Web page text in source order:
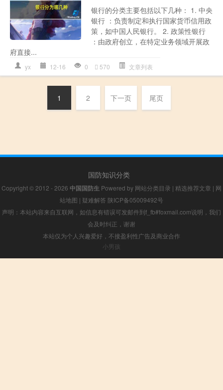
银行的分类主要包括以下几种： 1. 中央
银行 ：负责制定和执行国家货币信用政
策，如中国人民银行。 2. 政策性银行
：由政府创立，在特定业务领域开展政
府直接...
yx 12-16 0 570 文章列表
1 2 下一页 尾页
国防知识分类
Copyright © 2012 - 2026 中国国防生 Powered by 网站分类目录 | 精选推荐文章 | 网
站地图 | 疑难解答 陕ICP备05009492号
声明：本站内容来自互联网，如信息有错误可发邮件到f_fb#foxmail.com说明，我们
会及时纠正，谢谢
本站仅为个人兴趣爱好，不接盈利性广告及商业合作
小男孩